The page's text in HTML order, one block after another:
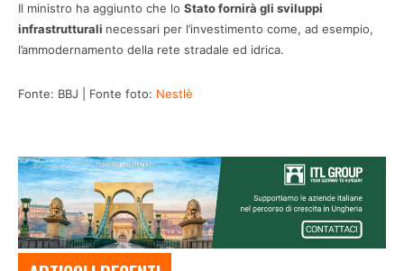
Il ministro ha aggiunto che lo Stato fornirà gli sviluppi
infrastrutturali necessari per l’investimento come, ad esempio,
l’ammodernamento della rete stradale ed idrica.
Fonte: BBJ | Fonte foto: Nestlè